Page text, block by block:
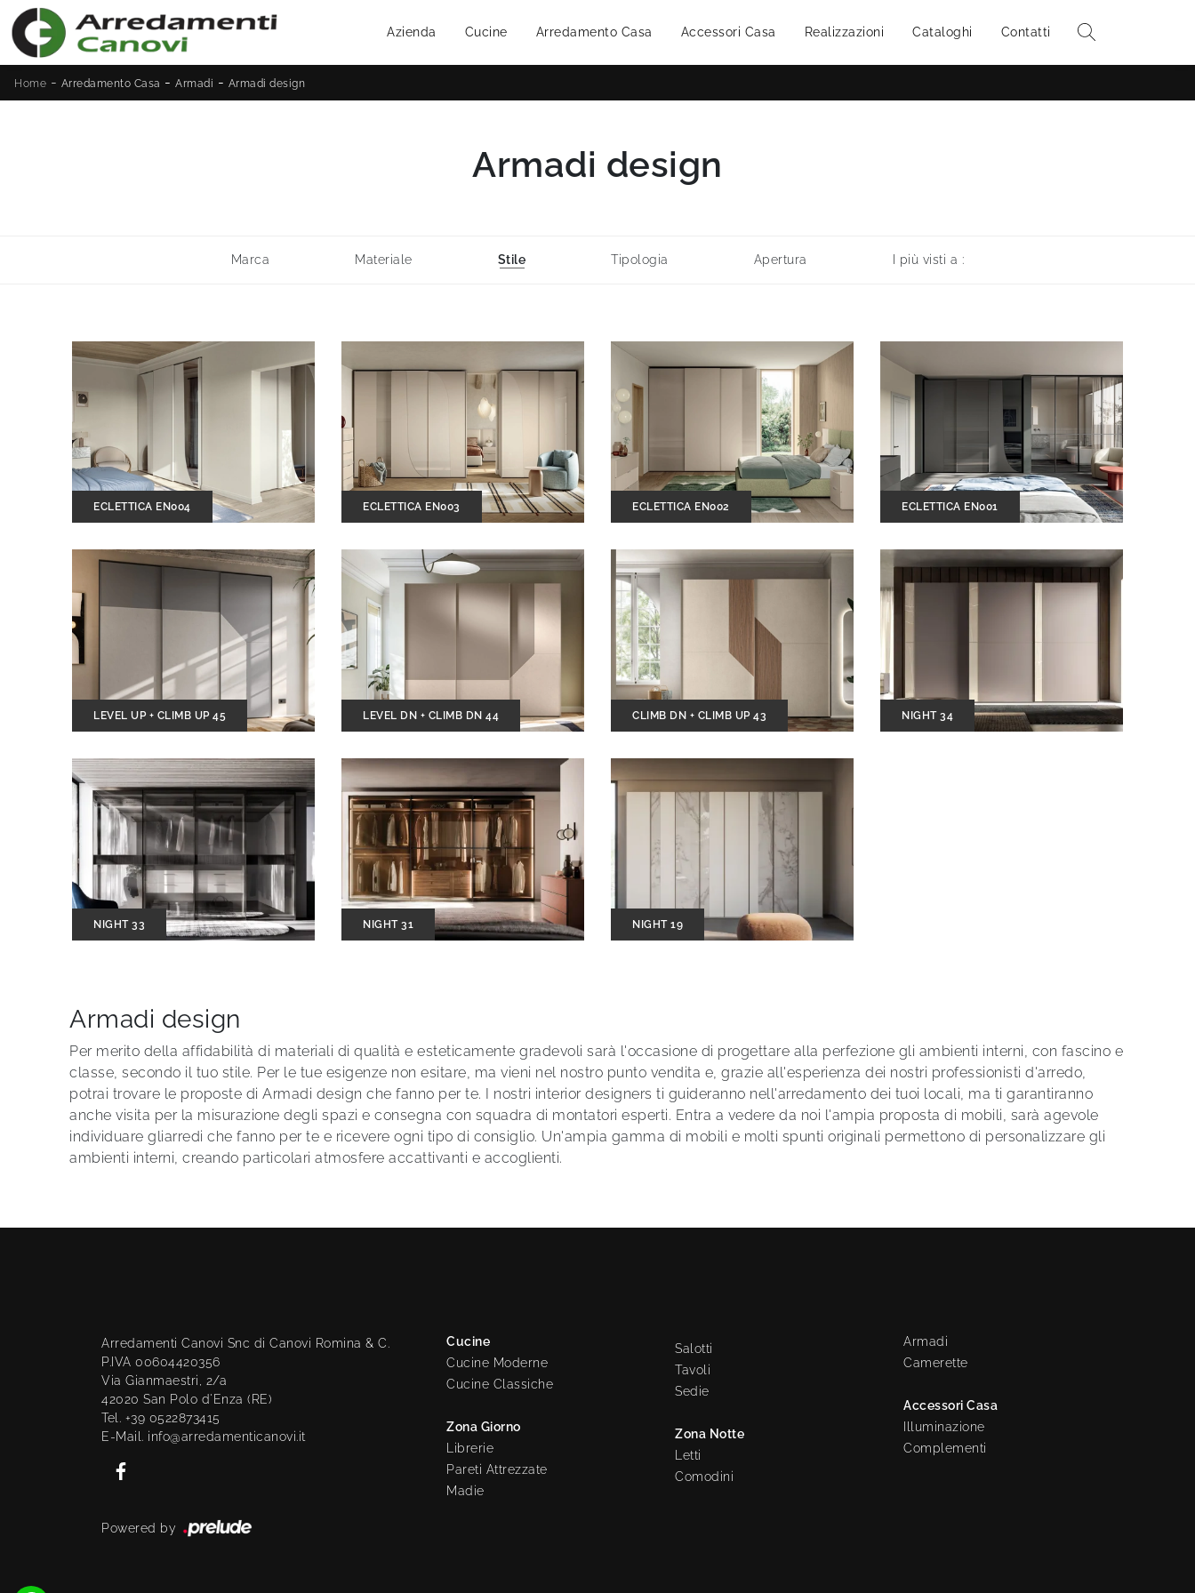
Azienda Cucine Arredamento Casa Accessori Casa Realizzazioni Cataloghi Contatti
Home - Arredamento Casa - Armadi - Armadi design
Armadi design
Marca Materiale Stile Tipologia Apertura I più visti a :
ECLETTICA EN004 ECLETTICA EN003 ECLETTICA EN002 ECLETTICA EN001
LEVEL UP + CLIMB UP 45 LEVEL DN + CLIMB DN 44 CLIMB DN + CLIMB UP 43 NIGHT 34
NIGHT 33 NIGHT 31 NIGHT 19
Armadi design
Per merito della affidabilità di materiali di qualità e esteticamente gradevoli sarà l'occasione di progettare alla perfezione gli ambienti interni, con fascino e
classe, secondo il tuo stile. Per le tue esigenze non esitare, ma vieni nel nostro punto vendita e, grazie all'esperienza dei nostri professionisti d'arredo,
potrai trovare le proposte di Armadi design che fanno per te. I nostri interior designers ti guideranno nell'arredamento dei tuoi locali, ma ti garantiranno
anche visita per la misurazione degli spazi e consegna con squadra di montatori esperti. Entra a vedere da noi l'ampia proposta di mobili, sarà agevole
individuare gliarredi che fanno per te e ricevere ogni tipo di consiglio. Un'ampia gamma di mobili e molti spunti originali permettono di personalizzare gli
ambienti interni, creando particolari atmosfere accattivanti e accoglienti.
Arredamenti Canovi Snc di Canovi Romina & C.
P.IVA 00604420356
Via Gianmaestri, 2/a
42020 San Polo d'Enza (RE)
Tel. +39 0522873415
E-Mail. info@arredamenticanovi.it
Cucine
Cucine Moderne
Cucine Classiche
Zona Giorno
Librerie
Pareti Attrezzate
Madie
Salotti
Tavoli
Sedie
Zona Notte
Letti
Comodini
Armadi
Camerette
Accessori Casa
Illuminazione
Complementi
Powered by